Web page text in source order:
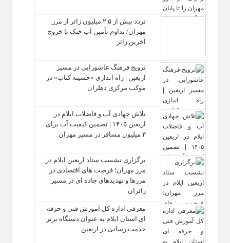
تردد بیش از ۲.۵ میلیون زائر از مرز
مهران/ تداوم تأمین آب خنک تا خروج
آخرین زائر
ترویج فرهنگ عاشورایی در مسیر
اربعین | راه‌ اندازی «حسینه کتاب» در
موکب مرکزی دهلران
تلاش جهادی آب و فاضلاب ایلام در
اربعین ۱۴۰۵ | تضمین کیفیت آب برای
۳ میلیون مسافر در مسیر مهران
برگزاری نشست ستاد اربعین ایلام در
مرز مهران؛ فرصت‌ های اقتصادی در
مرزها و تهدیدهای جاده‌ ای در مسیر
زائران
معرفی اداره کل آموزش فنی و حرفه‌
ای استان ایلام به‌ عنوان دستگاه برتر
خدمت‌ رسانی در اربعین